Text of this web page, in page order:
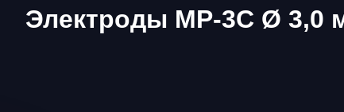
Электроды МР-3С Ø 3,0